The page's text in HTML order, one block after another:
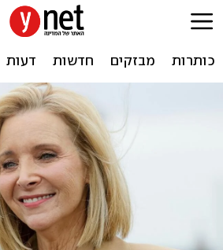
כותרות מבזקים חדשות דעות